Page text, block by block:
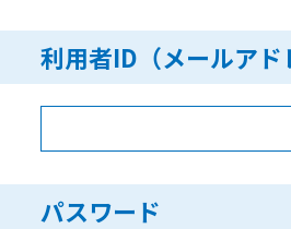
利用者ID（メールアド
パスワード